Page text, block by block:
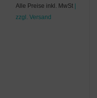
Alle Preise inkl. MwSt |
zzgl. Versand